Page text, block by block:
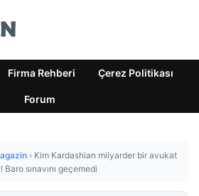
Firma Rehberi Çerez Politikası
Forum
› Kim Kardashian milyarder bir avukat
sınavını geçemedi